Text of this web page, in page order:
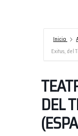
Inicio
Exitus, del
DEL